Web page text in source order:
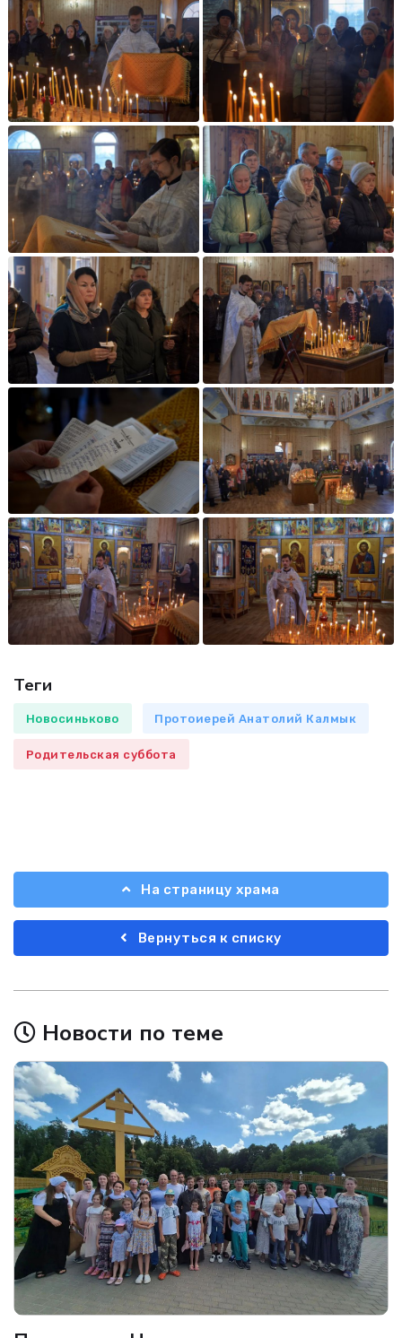
Теги
Новосиньково Протоиерей Анатолий Калмык
Родительская суббота
На страницу храма
Вернуться к списку
Новости по теме